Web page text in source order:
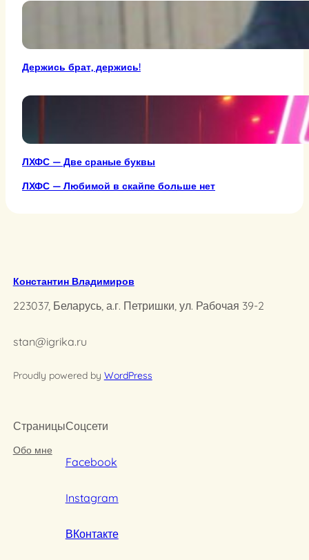
Держись брат, держись!
ЛХФС — Две сраные буквы
ЛХФС — Любимой в скайпе больше нет
Константин Владимиров
223037, Беларусь, а.г. Петришки, ул. Рабочая 39-2
stan@igrika.ru
Proudly powered by WordPress
Страницы
Обо мне
Соцсети
Facebook
Instagram
ВКонтакте